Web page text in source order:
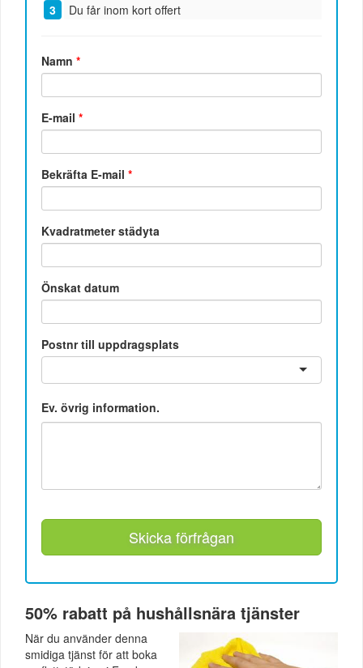
Du får inom kort offert
Namn*
E-mail*
Bekräfta E-mail*
Kvadratmeter städyta
Önskat datum
Postnr till uppdragsplats
Ev. övrig information.
Skicka förfrågan
50% rabatt på hushållsnära tjänster
När du använder denna
smidiga tjänst för att boka